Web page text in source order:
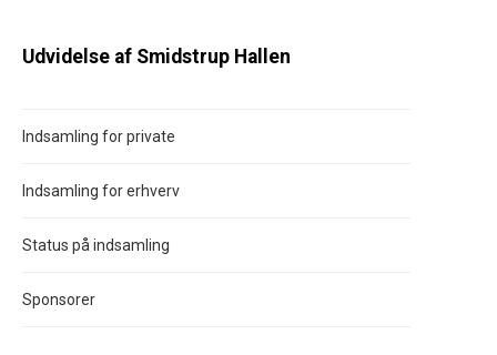
Udvidelse af Smidstrup Hallen
Indsamling for private
Indsamling for erhverv
Status på indsamling
Sponsorer